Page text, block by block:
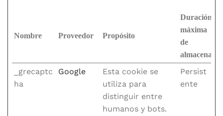
Nombre Proveedor Propósito
Duración
máxima
de
_grecaptc
ha
Google
Esta cookie se
utiliza para
distinguir entre
humanos y bots.
Persist
ente